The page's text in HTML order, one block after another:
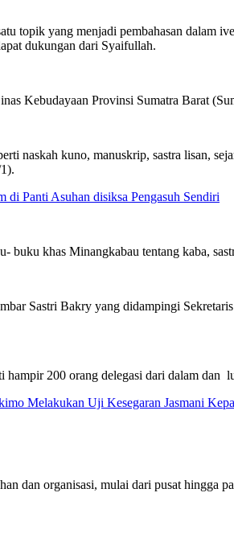
topik yang menjadi pembahasan
dukungan dari Syaifullah.
Kebudayaan Provinsi Sumatra Barat
naskah kuno, manuskrip, sastra lisan,
di Panti Asuhan disiksa Pengasuh Sendiri
buku khas Minangkabau tentang kaba,
Sastri Bakry yang didampingi
200 orang delegasi dari dalam dan
Melakukan Uji Kesegaran Jasmani
dan organisasi, mulai dari pusat hingga